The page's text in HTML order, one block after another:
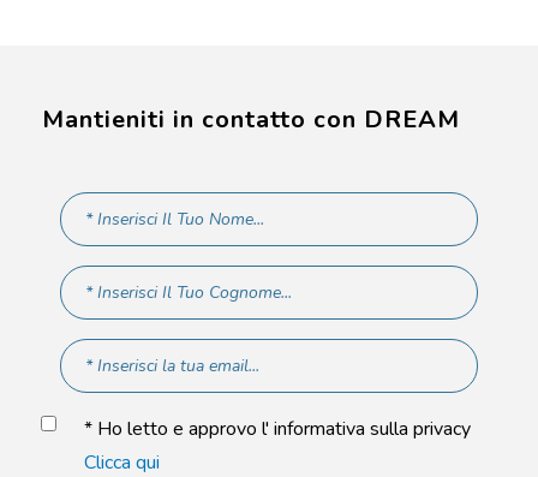
Mantieniti in contatto con DREAM
* Ho letto e approvo l' informativa sulla privacy
Clicca qui